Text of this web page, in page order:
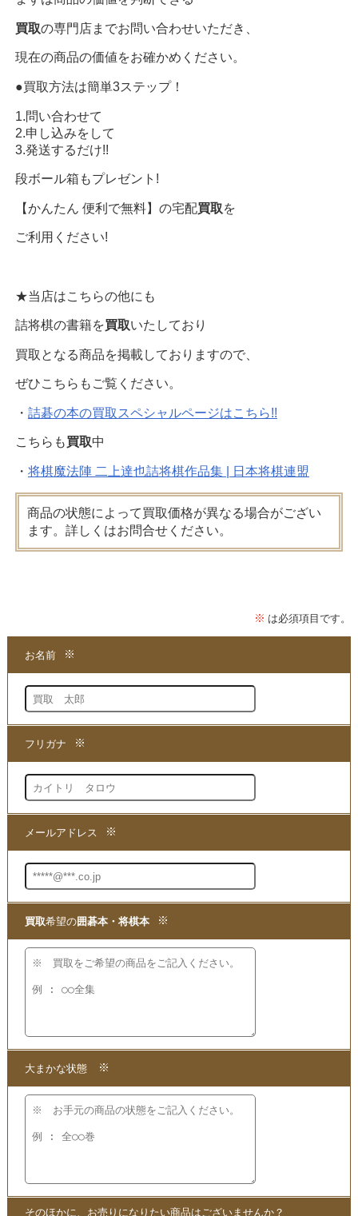
買取の専門店までお問い合わせいただき、
現在の商品の価値をお確かめください。
●買取方法は簡単3ステップ！
1.問い合わせて
2.申し込みをして
3.発送するだけ!!
段ボール箱もプレゼント!
【かんたん 便利で無料】の宅配買取を
ご利用ください!
★当店はこちらの他にも
詰将棋の書籍を買取いたしており
買取となる商品を掲載しておりますので、
ぜひこちらもご覧ください。
・ 詰碁の本の買取スペシャルページはこちら!!
こちらも買取中
・ 将棋魔法陣 二上達也詰将棋作品集 | 日本将棋連盟
商品の状態によって買取価格が異なる場合がござい
ます。詳しくはお問合せください。